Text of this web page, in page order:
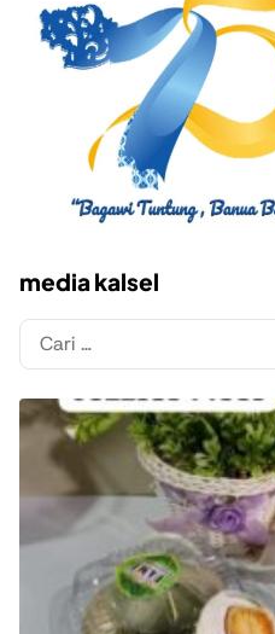
media kalsel
Cari
untuk: